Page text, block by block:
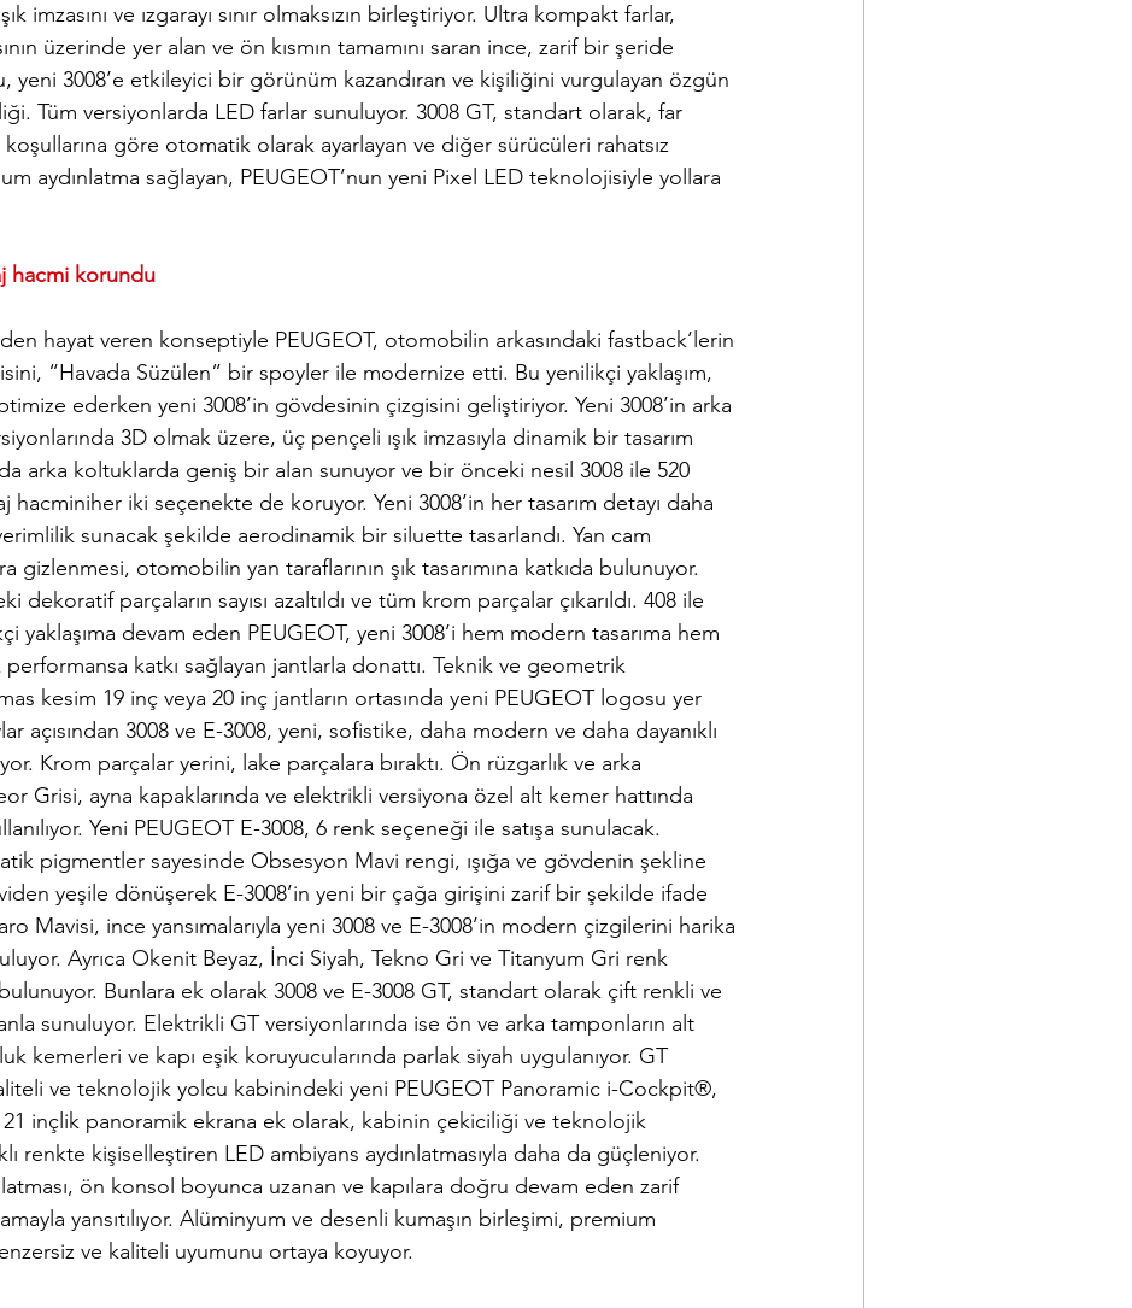
imzasını ve ızgarayı sınır olmaksızın birleştiriyor. Ultra kompakt farlar,
üzerinde yer alan ve ön kısmın tamamını saran ince, zarif bir şeride
yeni 3008’e etkileyici bir görünüm kazandıran ve kişiliğini vurgulayan özgün
Tüm versiyonlarda LED farlar sunuluyor. 3008 GT, standart olarak, far
göre otomatik olarak ayarlayan ve diğer sürücüleri rahatsız
aydınlatma sağlayan, PEUGEOT’nun yeni Pixel LED teknolojisiyle yollara
hacmi korundu
hayat veren konseptiyle PEUGEOT, otomobilin arkasındaki fastback’lerin
“Havada Süzülen” bir spoyler ile modernize etti. Bu yenilikçi yaklaşım,
ederken yeni 3008’in gövdesinin çizgisini geliştiriyor. Yeni 3008’in arka
3D olmak üzere, üç pençeli ışık imzasıyla dinamik bir tasarım
arka koltuklarda geniş bir alan sunuyor ve bir önceki nesil 3008 ile 520
hacminiher iki seçenekte de koruyor. Yeni 3008’in her tasarım detayı daha
sunacak şekilde aerodinamik bir siluette tasarlandı. Yan cam
gizlenmesi, otomobilin yan taraflarının şık tasarımına katkıda bulunuyor.
dekoratif parçaların sayısı azaltıldı ve tüm krom parçalar çıkarıldı. 408 ile
yaklaşıma devam eden PEUGEOT, yeni 3008’i hem modern tasarıma hem
katkı sağlayan jantlarla donattı. Teknik ve geometrik
kesim 19 inç veya 20 inç jantların ortasında yeni PEUGEOT logosu yer
açısından 3008 ve E-3008, yeni, sofistike, daha modern ve daha dayanıklı
Krom parçalar yerini, lake parçalara bıraktı. Ön rüzgarlık ve arka
Grisi, ayna kapaklarında ve elektrikli versiyona özel alt kemer hattında
Yeni PEUGEOT E-3008, 6 renk seçeneği ile satışa sunulacak.
pigmentler sayesinde Obsesyon Mavi rengi, ışığa ve gövdenin şekline
yeşile dönüşerek E-3008’in yeni bir çağa girişini zarif bir şekilde ifade
Mavisi, ince yansımalarıyla yeni 3008 ve E-3008’in modern çizgilerini harika
Ayrıca Okenit Beyaz, İnci Siyah, Tekno Gri ve Titanyum Gri renk
Bunlara ek olarak 3008 ve E-3008 GT, standart olarak çift renkli ve
sunuluyor. Elektrikli GT versiyonlarında ise ön ve arka tamponların alt
kemerleri ve kapı eşik koruyucularında parlak siyah uygulanıyor. GT
ve teknolojik yolcu kabinindeki yeni PEUGEOT Panoramic i-Cockpit®,
21 inçlik panoramik ekrana ek olarak, kabinin çekiciliği ve teknolojik
renkte kişiselleştiren LED ambiyans aydınlatmasıyla daha da güçleniyor.
ön konsol boyunca uzanan ve kapılara doğru devam eden zarif
yansıtılıyor. Alüminyum ve desenli kumaşın birleşimi, premium
ve kaliteli uyumunu ortaya koyuyor.